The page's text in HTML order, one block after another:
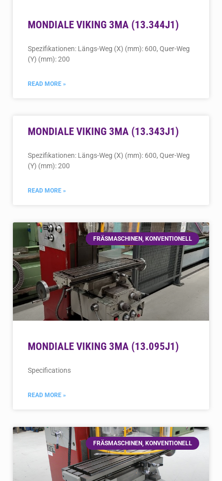
MONDIALE VIKING 3MA (13.344J1)
Spezifikationen: Längs-Weg (X) (mm): 600, Quer-Weg
(Y) (mm): 200
READ MORE »
MONDIALE VIKING 3MA (13.343J1)
Spezifikationen: Längs-Weg (X) (mm): 600, Quer-Weg
(Y) (mm): 200
READ MORE »
FRÄSMASCHINEN, KONVENTIONELL
MONDIALE VIKING 3MA (13.095J1)
Specifications
READ MORE »
FRÄSMASCHINEN, KONVENTIONELL